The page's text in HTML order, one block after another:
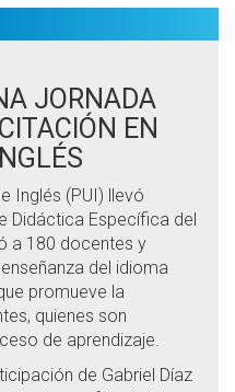
JORNADA
EN
Inglés (PUI) llevó
Didáctica Específica del
a 180 docentes y
del idioma
promueve la
quienes son
de aprendizaje.
de Gabriel Díaz